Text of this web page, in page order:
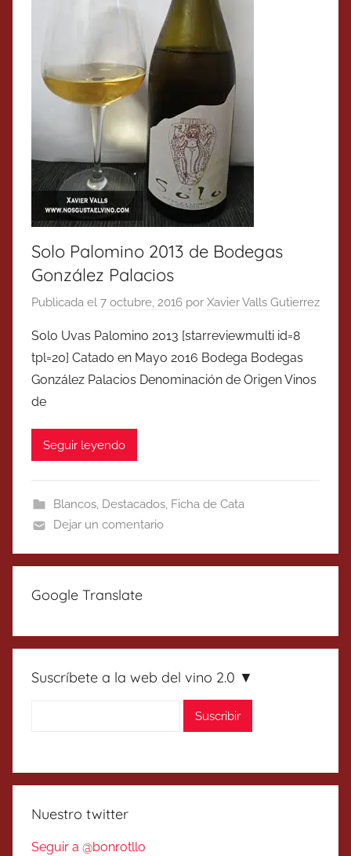
Solo Palomino 2013 de Bodegas
González Palacios
Publicada el 7 octubre, 2016 por Xavier Valls Gutierrez
Solo Uvas Palomino 2013 [starreviewmulti id=8
tpl=20] Catado en Mayo 2016 Bodega Bodegas
González Palacios Denominación de Origen Vinos
de
Seguir leyendo
Blancos, Destacados, Ficha de Cata
Dejar un comentario
Google Translate
Suscríbete a la web del vino 2.0 ▼
Nuestro twitter
Seguir a @bonrotllo